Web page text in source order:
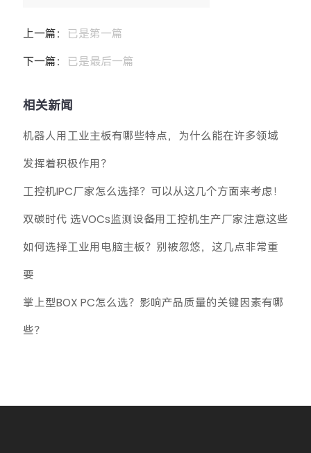
上一篇： 已是第一篇
下一篇： 已是最后一篇
相关新闻
机器人用工业主板有哪些特点，为什么能在许多领域
发挥着积极作用？
工控机IPC厂家怎么选择？可以从这几个方面来考虑！
双碳时代 选VOCs监测设备用工控机生产厂家注意这些
如何选择工业用电脑主板？别被忽悠，这几点非常重
要
掌上型BOX PC怎么选？影响产品质量的关键因素有哪
些？